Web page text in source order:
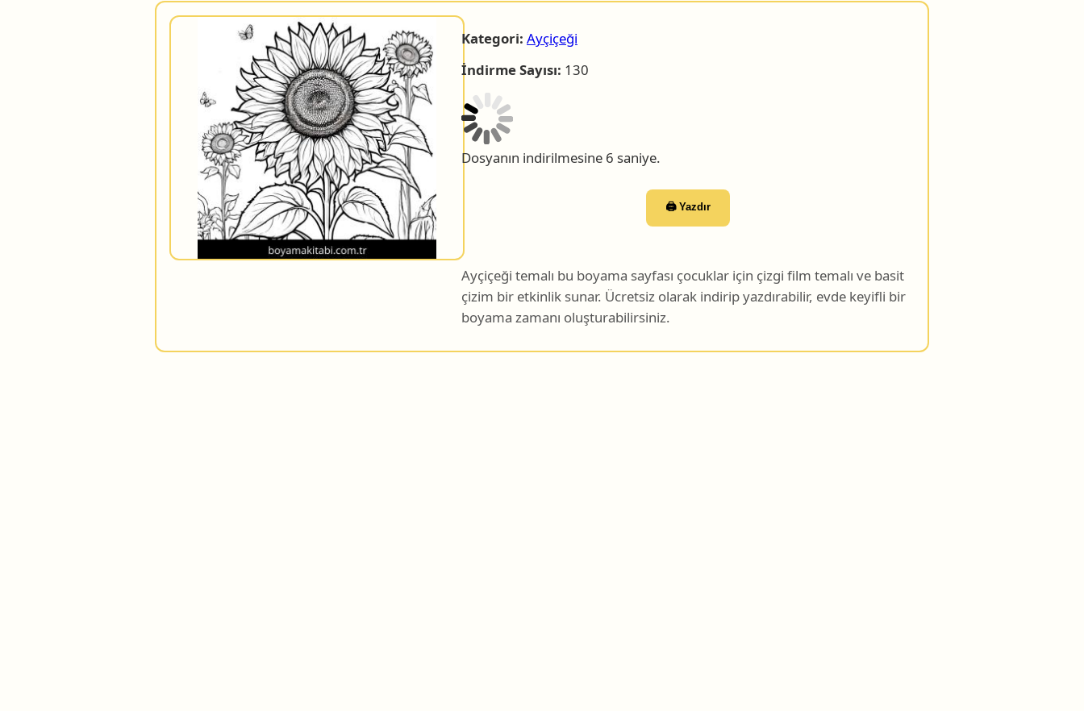
Kategori: Ayçiçeği
İndirme Sayısı: 130
Dosyanın indirilmesine 5 saniye.
🖨️ Yazdır
Ayçiçeği temalı bu boyama sayfası çocuklar için çizgi film temalı ve basit
çizim bir etkinlik sunar. Ücretsiz olarak indirip yazdırabilir, evde keyifli bir
boyama zamanı oluşturabilirsiniz.